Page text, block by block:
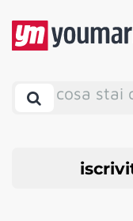
cosa stai